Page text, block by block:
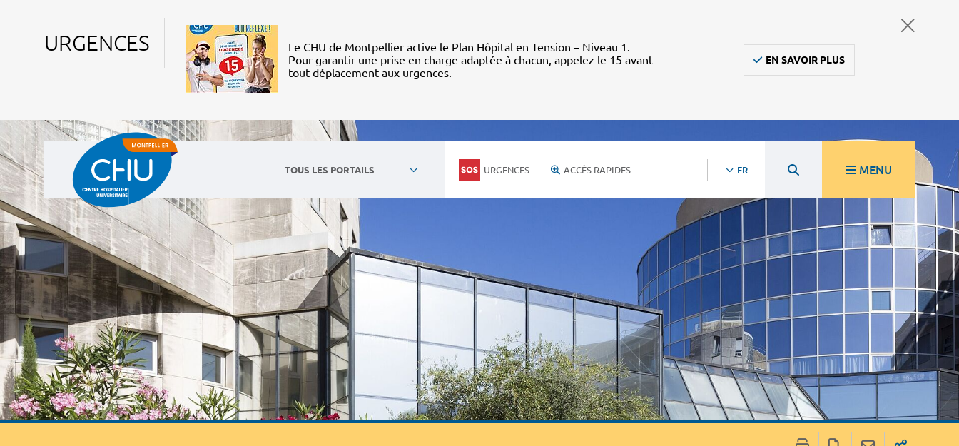
URGENCES
Le CHU de Montpellier active le Plan Hôpital en Tension – Niveau 1.
Pour garantir une prise en charge adaptée à chacun, appelez le 15 avant
tout déplacement aux urgences.
EN SAVOIR PLUS
TOUS LES PORTAILS URGENCES ACCÈS RAPIDES FR MENU